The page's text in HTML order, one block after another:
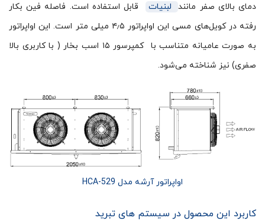
دمای بالای صفر مانند
لبنیات
قابل استفاده است. فاصله فین بکار
رفته در کویل‌های مسی این اواپراتور ۴٫۵ میلی متر است. این اواپراتور
به صورت عامیانه متناسب با کمپرسور ۱۵ اسب بخار ( با کاربری بالا
صفری) نیز شناخته می‌شود.
اواپراتور آرشه مدل HCA-529
کاربرد این محصول در سیستم های تبرید